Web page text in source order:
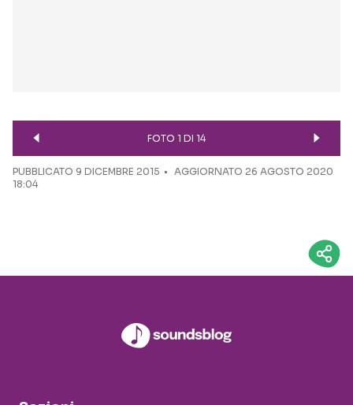
FOTO 1 DI 14
PUBBLICATO 9 DICEMBRE 2015
AGGIORNATO 26 AGOSTO 2020
18:04